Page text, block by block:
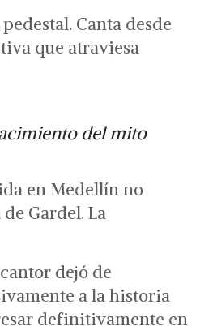
Canta desde
que atraviesa
del mito
en Medellín no
Gardel.La
dejó de
a la historia
definitivamente en